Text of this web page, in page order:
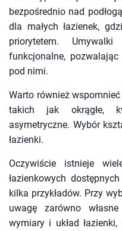
bezpośrednio nad
dla małych łazienek,
priorytetem.
funkcjonalne,
pod nimi.
Warto również
takich jak okrągłe,
asymetryczne. Wybór
łazienki.
Oczywiście istnieje
łazienkowych
kilka przykładów. Przy
uwagę zarówno
wymiary i układ